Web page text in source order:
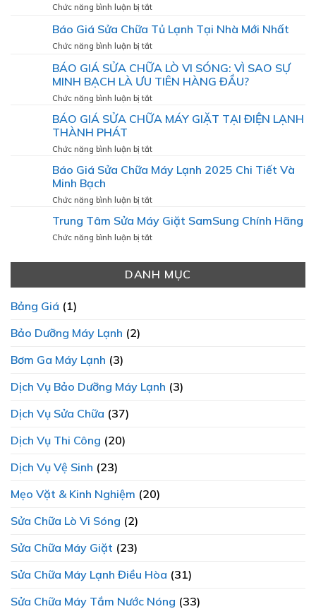
MÁY
GIẶT
VỆ
MÁY
LẠNH
Chức năng bình luận bị tắtở
GIÁ
MÁY
TẮM
NÓNG
Báo Giá Sửa Chữa Tủ Lạnh Tại Nhà Mới Nhất
Chức năng bình luận bị tắtở
Giá
Sửa
Lạnh
Mới
Nhất
BÁO GIÁ SỬA CHỮA LÒ VI SÓNG: VÌ SAO SỰ
MINH BẠCH LÀ ƯU TIÊN HÀNG ĐẦU?
Chức năng bình luận bị tắtở
GIÁ
VI
SAO
SỰ
MINH
BẠCH
ƯU
TIÊN
HÀNG
BÁO GIÁ SỬA CHỮA MÁY GIẶT TẠI ĐIỆN LẠNH
THÀNH PHÁT
Chức năng bình luận bị tắtở
GIÁ
GIẶT
THÀNH
PHÁT
Báo Giá Sửa Chữa Máy Lạnh 2025 Chi Tiết Và
Minh Bạch
Chức năng bình luận bị tắtở
Giá
Sửa
Lạnh
Trung Tâm Sửa Máy Giặt SamSung Chính Hãng
Chức năng bình luận bị tắtở
Tâm
Sửa
DANH MỤC
Bảng Giá (1)
Bảo Dưỡng Máy Lạnh (2)
Bơm Ga Máy Lạnh (3)
Dịch Vụ Bảo Dưỡng Máy Lạnh (3)
Dịch Vụ Sửa Chữa (37)
Dịch Vụ Thi Công (20)
Dịch Vụ Vệ Sinh (23)
Mẹo Vặt & Kinh Nghiệm (20)
Sửa Chữa Lò Vi Sóng (2)
Sửa Chữa Máy Giặt (23)
Sửa Chữa Máy Lạnh Điều Hòa (31)
Sửa Chữa Máy Tắm Nước Nóng (33)